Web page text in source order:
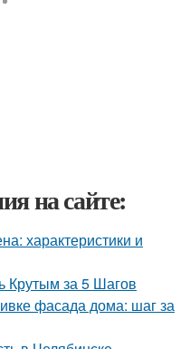
на сайте:
характеристики и
Крутым за 5 Шагов
фасада дома: шаг за